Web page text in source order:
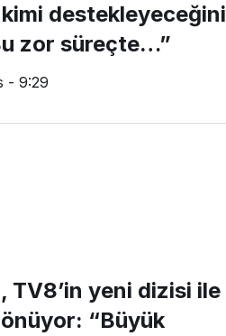
destekleyeceğini
zor süreçte…”
- 9:29
TV8’in yeni dizisi ile
“Büyük